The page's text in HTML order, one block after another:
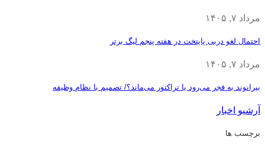
مرداد ۷, ۱۴۰۵
احتمال لغو دربی پایتخت در هفته پنجم لیگ برتر
مرداد ۷, ۱۴۰۵
بیرانوند به فجر می‌رود یا تراکتور می‌ماند؟/ تصمیم با نظام وظیفه
آرشیو اخبار
برچسب ها